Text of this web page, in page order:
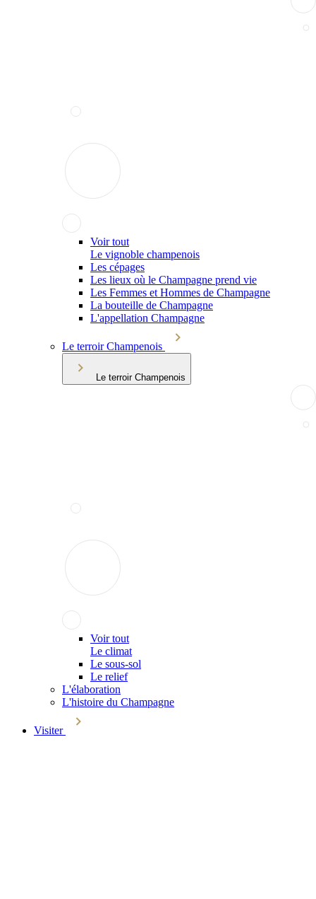
Voir tout
Le vignoble champenois
Les cépages
Les lieux où le Champagne prend vie
Les Femmes et Hommes de Champagne
La bouteille de Champagne
L'appellation Champagne
Le terroir Champenois
Le terroir Champenois
Voir tout
Le climat
Le sous-sol
Le relief
L'élaboration
L'histoire du Champagne
Visiter